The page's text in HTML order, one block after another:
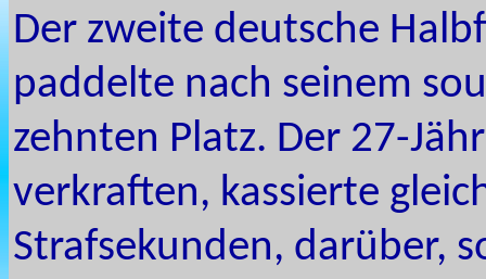
Der zweite deutsche
paddelte nach seinem
zehnten Platz. Der 27-
verkraften, kassierte
Strafsekunden, darüber,